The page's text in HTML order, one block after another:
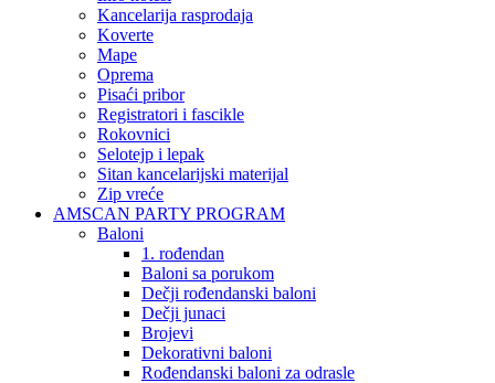
Kancelarija rasprodaja
Koverte
Mape
Oprema
Pisaći pribor
Registratori i fascikle
Rokovnici
Selotejp i lepak
Sitan kancelarijski materijal
Zip vreće
AMSCAN PARTY PROGRAM
Baloni
1. rođendan
Baloni sa porukom
Dečji rođendanski baloni
Dečji junaci
Brojevi
Dekorativni baloni
Rođendanski baloni za odrasle